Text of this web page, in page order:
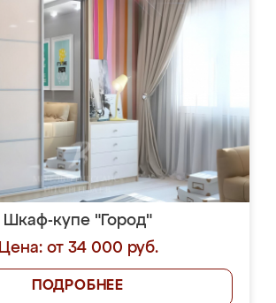
Шкаф-купе "Город"
Цена: от 34 000 руб.
ПОДРОБНЕЕ